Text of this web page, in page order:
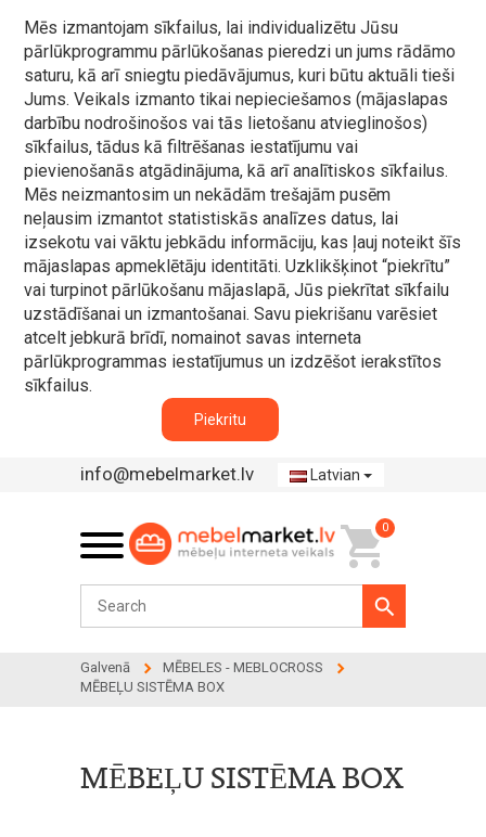
Mēs izmantojam sīkfailus, lai individualizētu Jūsu
pārlūkprogrammu pārlūkošanas pieredzi un jums rādāmo
saturu, kā arī sniegtu piedāvājumus, kuri būtu aktuāli tieši
Jums. Veikals izmanto tikai nepieciešamos (mājaslapas
darbību nodrošinošos vai tās lietošanu atvieglinošos)
sīkfailus, tādus kā filtrēšanas iestatījumu vai
pievienošanās atgādinājuma, kā arī analītiskos sīkfailus.
Mēs neizmantosim un nekādām trešajām pusēm
neļausim izmantot statistiskās analīzes datus, lai
izsekotu vai vāktu jebkādu informāciju, kas ļauj noteikt šīs
mājaslapas apmeklētāju identitāti. Uzklikšķinot “piekrītu”
vai turpinot pārlūkošanu mājaslapā, Jūs piekrītat sīkfailu
uzstādīšanai un izmantošanai. Savu piekrišanu varēsiet
atcelt jebkurā brīdī, nomainot savas interneta
pārlūkprogrammas iestatījumus un izdzēšot ierakstītos
sīkfailus.
Piekritu
info@mebelmarket.lv Latvian
0
Galvenā
MĒBELES - MEBLOCROSS
MĒBEĻU SISTĒMA BOX
MĒBEĻU SISTĒMA BOX